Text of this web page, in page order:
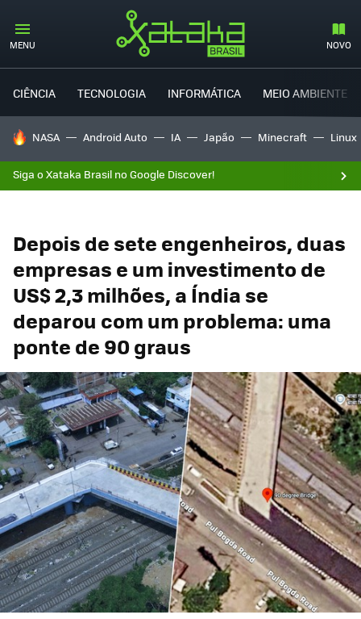
MENU NOVO
CIÊNCIA TECNOLOGIA INFORMÁTICA MEIO AMBIENTE
TENDÊNCIAS DO DIA
NASA Android Auto IA Japão Minecraft Linux
Siga o Xataka Brasil no Google Discover!
Depois de sete engenheiros, duas
empresas e um investimento de
US$ 2,3 milhões, a Índia se
deparou com um problema: uma
ponte de 90 graus